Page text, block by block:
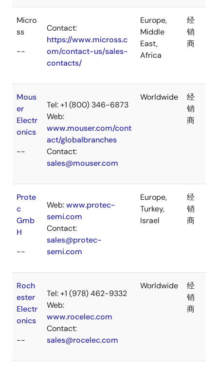
Micro
ss
--
Contact:
https://www.micross.c
om/contact-us/sales-
contacts/
Europe,
Middle
East,
Africa
经
销
商
Mous
er
Electr
onics
--
Tel: +1 (800) 346-6873
Web:
www.mouser.com/cont
act/globalbranches
Contact:
sales@mouser.com
Worldwide
经
销
商
Prote
c
Gmb
H
--
Web:www.protec-
semi.com
Contact:
sales@protec-
semi.com
Europe,
Turkey,
Israel
经
销
商
Roch
ester
Electr
onics
--
Tel: +1 (978) 462-9332
Web:
www.rocelec.com
Contact:
sales@rocelec.com
Worldwide
经
销
商